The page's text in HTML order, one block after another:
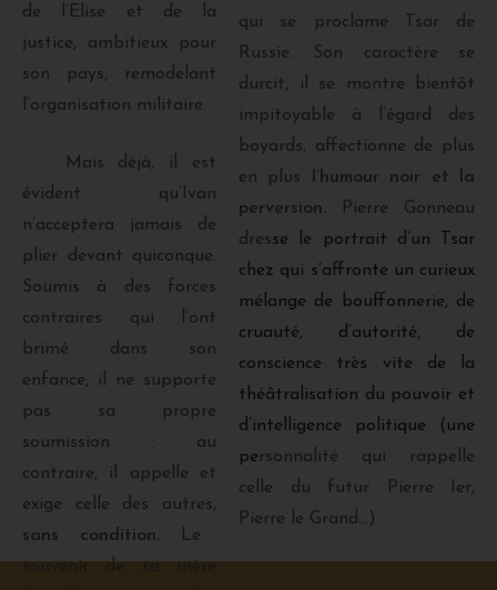
de l’Elise et de la
justice, ambitieux pour
son pays, remodelant
l’organisation militaire.
Mais déjà, il est
évident qu’Ivan
n’acceptera jamais de
plier devant quiconque.
Soumis à des forces
contraires qui l’ont
brimé dans son
enfance, il ne supporte
pas sa propre
soumission : au
contraire, il appelle et
exige celle des autres,
sans condition. Le
souvenir de sa mère
qui se proclame Tsar de
Russie. Son caractère se
durcit, il se montre bientôt
impitoyable à l’égard des
boyards, affectionne de plus
en plus
l’humour noir et la
perversion. Pierre Gonneau
dresse le portrait d’un Tsar
chez qui s’affronte un curieux
mélange de bouffonnerie, de
cruauté, d’autorité, de
conscience très vite de la
théâtralisation du pouvoir et
d’intelligence politique (une
personnalité qui rappelle
celle du futur Pierre Ier,
Pierre le Grand…)